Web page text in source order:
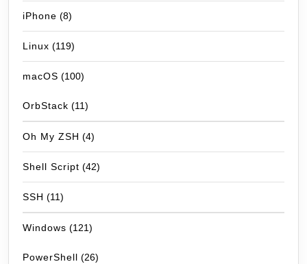
iPhone (8)
Linux (119)
macOS (100)
OrbStack (11)
Oh My ZSH (4)
Shell Script (42)
SSH (11)
Windows (121)
PowerShell (26)